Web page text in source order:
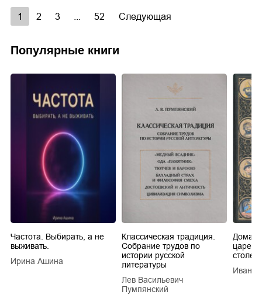
1 2 3 52 Следующая
Популярные книги
Частота. Выбирать, а не
выживать.
Ирина Ашина
Классическая традиция.
Собрание трудов по
истории русской
литературы
Лев Васильевич
Пумпянский
царей
Иван